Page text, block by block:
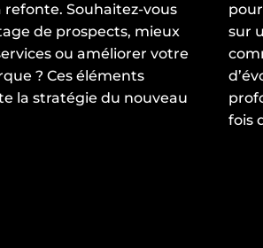
refonte. Souhaitez-vous
de prospects, mieux
ou améliorer votre
? Ces éléments
la stratégie du nouveau
sur
fois